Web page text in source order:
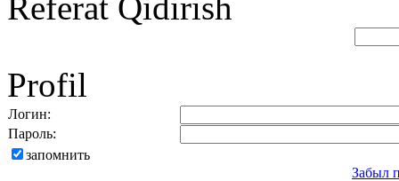
Profil
Логин:
Пароль:
запомнить
Забыл